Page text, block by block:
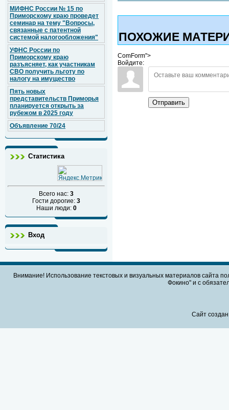
МИФНС России № 15 по
Приморскому краю проведет
семинар на тему "Вопросы,
связанные с патентной
системой налогообложения"
УФНС России по
Приморскому краю
разъясняет, как участникам
СВО получить льготу по
налогу на имущество
Пять новых
представительств Приморья
планируется открыть за
рубежом в 2025 году
Объявление 70/24
Статистика
Всего нас: 3
Гости дорогие: 3
Наши люди: 0
Вход
ПОХОЖИЕ
ComForm">
Войдите:
Отправить
Внимание! Использование текстовых и визуальных материалов сайта
Фокино" и с
Сайт